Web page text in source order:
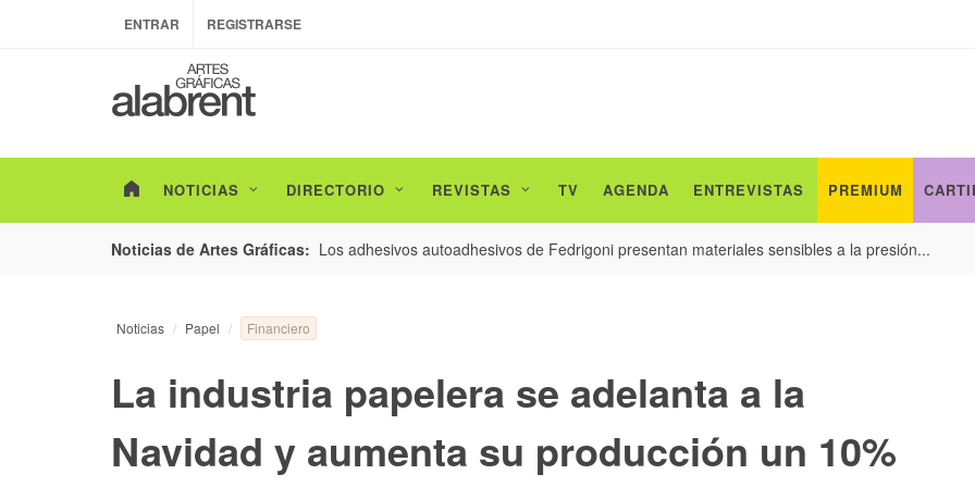
ENTRAR REGISTRARSE
NOTICIAS DIRECTORIO REVISTAS TV AGENDA ENTREVISTAS PREMIUM
Noticias de Artes Gráficas:
de envases con un nuevo estudio de Los adhesivos autoadhesivos de Fedrigoni presentan materiales sensibles a la presión...
Noticias Papel Financiero
La industria papelera se adelanta a la
Navidad y aumenta su producción un 10%